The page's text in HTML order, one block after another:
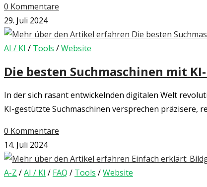
0 Kommentare
29. Juli 2024
AI / KI / Tools /Website
Die besten Suchmaschinen mit
In der sich rasant entwickelnden digitalen Welt
KI-gestützte Suchmaschinen versprechen präzisere,
0 Kommentare
14. Juli 2024
A-Z /AI / KI / FAQ / Tools /Website